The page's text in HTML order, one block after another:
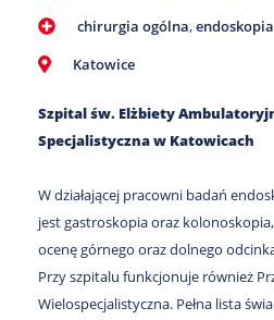
chirurgia ogólna,endoskopia
Katowice
Szpital św. Elżbiety
Specjalistyczna w Katowicach
W działającej pracowni badań
jest gastroskopia oraz
ocenę górnego oraz dolnego
Przy szpitalu funkcjonuje również
Wielospecjalistyczna. Pełna lista